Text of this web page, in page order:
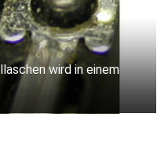
mit seitlich